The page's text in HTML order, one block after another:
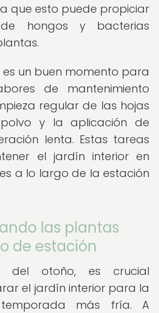
que esto puede propiciar
hongos y bacterias
un buen momento para
de mantenimiento
regular de las hojas
y la aplicación de
lenta. Estas tareas
el jardín interior en
a lo largo de la estación
las plantas
de estación
del otoño, es crucial
el jardín interior para la
más fría. A